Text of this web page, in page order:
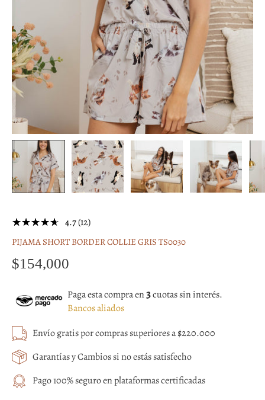
4.7 (12)
PIJAMA SHORT BORDER COLLIE GRIS TS0030
$154,000
Paga esta compra en3cuotas sin interés.
Bancos aliados
Envío gratis por compras superiores a $220.000
Garantías y Cambios si no estás satisfecho
Pago 100% seguro en plataformas certificadas